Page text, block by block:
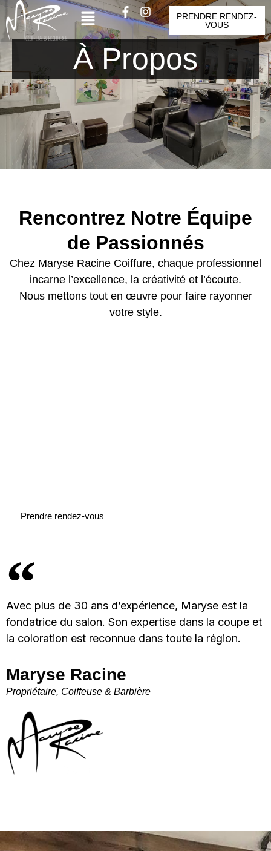
Aller
au
contenu
Menu
F
a
b
o
o
f
I
n
s
a
g
r
a
m
PRENDRE RENDEZ-
VOUS
À Propos
Rencontrez Notre Équipe
de Passionnés
Chez Maryse Racine Coiffure, chaque professionnel
incarne l’excellence, la créativité et l’écoute.
Nous mettons tout en œuvre pour faire rayonner
votre style.
Prendre rendez-vous
Avec plus de 30 ans d’expérience, Maryse est la
fondatrice du salon. Son expertise dans la coupe et
la coloration est reconnue dans toute la région.
Maryse Racine
Propriétaire, Coiffeuse & Barbière